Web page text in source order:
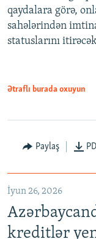
Auto
qaydalara görə,
sahələrindən
statuslarını
Ətraflı burada oxuyun
Paylaş
İyun 26, 2026
kreditlər